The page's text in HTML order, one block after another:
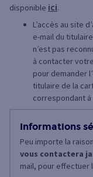
disponible ici.
L’accès au site
e-mail du
n’est pas
à contacter
pour demander
titulaire de la
correspondant à
Informations
Peu importe la
vous contactera
mail, pour effectuer